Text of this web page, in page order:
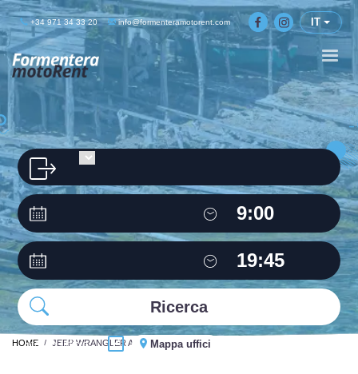
+34 971 34 33 20 info@formenteramotorent.com IT
HOME JEEP WRANGLER AUTO
Stesso ufficio Mappa uffici